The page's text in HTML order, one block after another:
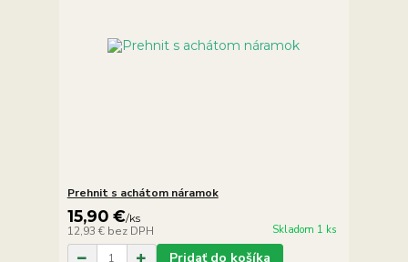
Prehnit s achátom náramok
15,90 €/ks
12,93 € bez DPH Skladom 1 ks
Pridať do košíka